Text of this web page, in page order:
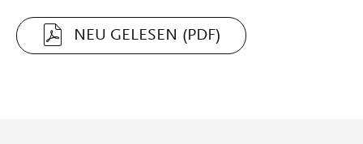
NEU GELESEN (PDF)